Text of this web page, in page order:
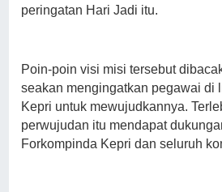
peringatan Hari Jadi itu.
Poin-poin visi misi tersebut
seakan mengingatkan pegawai di
Kepri untuk mewujudkannya.
perwujudan itu mendapat
Forkompinda Kepri dan seluruh